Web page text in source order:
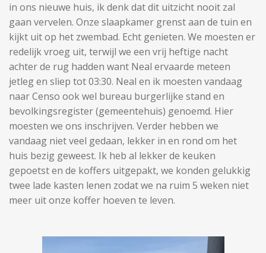
in ons nieuwe huis, ik denk dat dit uitzicht nooit zal
gaan vervelen. Onze slaapkamer grenst aan de tuin en
kijkt uit op het zwembad. Echt genieten. We moesten er
redelijk vroeg uit, terwijl we een vrij heftige nacht
achter de rug hadden want Neal ervaarde meteen
jetleg en sliep tot 03:30. Neal en ik moesten vandaag
naar Censo ook wel bureau burgerlijke stand en
bevolkingsregister (gemeentehuis) genoemd. Hier
moesten we ons inschrijven. Verder hebben we
vandaag niet veel gedaan, lekker in en rond om het
huis bezig geweest. Ik heb al lekker de keuken
gepoetst en de koffers uitgepakt, we konden gelukkig
twee lade kasten lenen zodat we na ruim 5 weken niet
meer uit onze koffer hoeven te leven.